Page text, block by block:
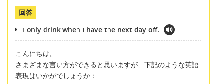
回答
I only drink when I have the next day off.
こんにちは。
さまざまな言い方ができると思いますが、下記のような英語
表現はいかがでしょうか：